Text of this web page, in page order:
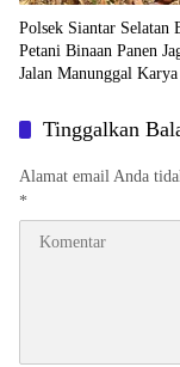
Polsek Siantar Selatan
Petani Binaan Panen
Jalan Manunggal Karya
Tinggalkan
Alamat email Anda
*